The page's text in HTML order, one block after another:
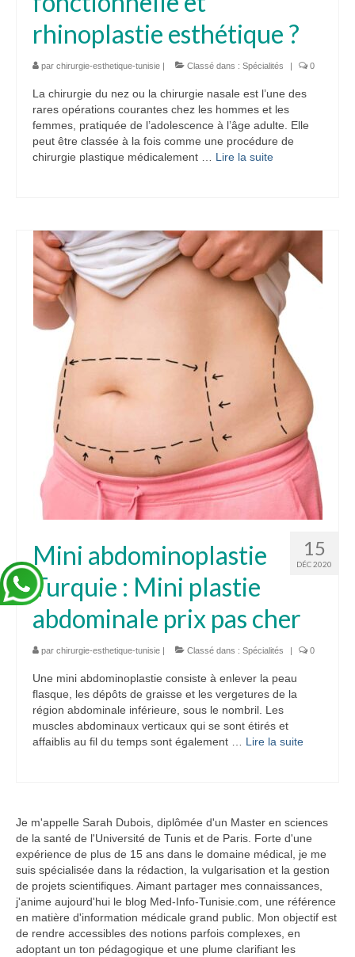
rhinoplastie esthétique ?
par chirurgie-esthetique-tunisie | Classé dans : Spécialités | 0
La chirurgie du nez ou la chirurgie nasale est l’une des
rares opérations courantes chez les hommes et les
femmes, pratiquée de l’adolescence à l’âge adulte. Elle
peut être classée à la fois comme une procédure de
chirurgie plastique médicalement … Lire la suite­­
15
DÉC 2020
Mini abdominoplastie
Turquie : Mini plastie
abdominale prix pas cher
par chirurgie-esthetique-tunisie | Classé dans : Spécialités | 0
Une mini abdominoplastie consiste à enlever la peau
flasque, les dépôts de graisse et les vergetures de la
région abdominale inférieure, sous le nombril. Les
muscles abdominaux verticaux qui se sont étirés et
affaiblis au fil du temps sont également … Lire la suite­­
Je m'appelle Sarah Dubois, diplômée d'un Master en sciences
de la santé de l'Université de Tunis et de Paris. Forte d'une
expérience de plus de 15 ans dans le domaine médical, je me
suis spécialisée dans la rédaction, la vulgarisation et la gestion
de projets scientifiques. Aimant partager mes connaissances,
j'anime aujourd'hui le blog Med-Info-Tunisie.com, une référence
en matière d'information médicale grand public. Mon objectif est
de rendre accessibles des notions parfois complexes, en
adoptant un ton pédagogique et une plume clarifiant les